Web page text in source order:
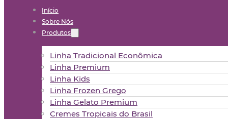
Início
Sobre Nós
Produtos
Linha Tradicional Econômica
Linha Premium
Linha Kids
Linha Frozen Grego
Linha Gelato Premium
Cremes Tropicais do Brasil